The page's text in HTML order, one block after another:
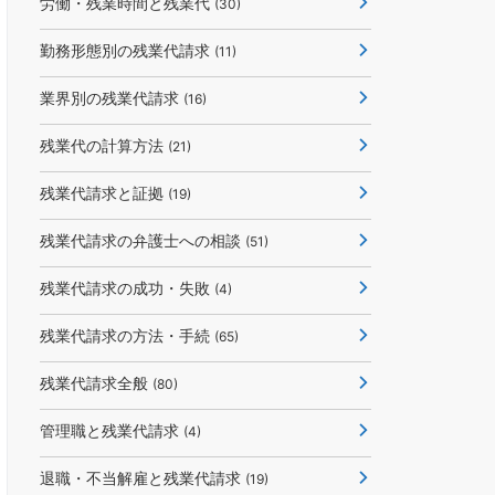
(30)
勤務形態別の残業代請求 (11)
業界別の残業代請求 (16)
残業代の計算方法 (21)
残業代請求と証拠 (19)
残業代請求の弁護士への相談 (51)
残業代請求の成功・失敗 (4)
残業代請求の方法・手続 (65)
残業代請求全般 (80)
管理職と残業代請求 (4)
退職・不当解雇と残業代請求 (19)